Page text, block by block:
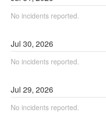
No incidents reported.
Jul30,2026
No incidents reported.
Jul29,2026
No incidents reported.